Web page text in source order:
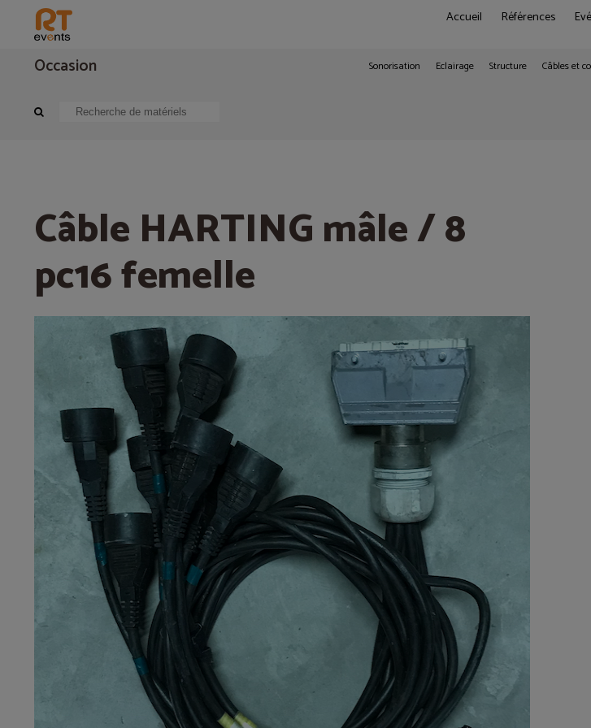
Accueil Références
Occasion Sonorisation Eclairage Structure Câbles et
Distribution Cablage électrique
Câble HARTING mâle / 8
pc16 femelle